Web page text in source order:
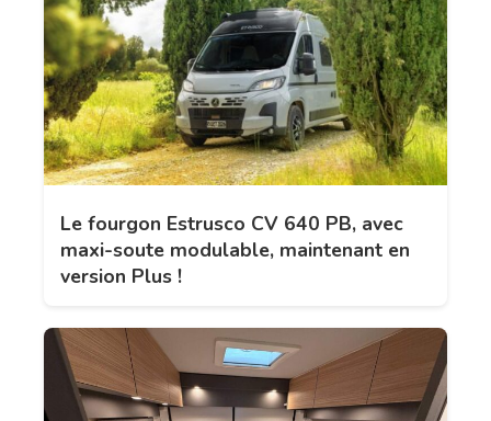
Le fourgon Estrusco CV 640 PB, avec
maxi-soute modulable, maintenant en
version Plus !